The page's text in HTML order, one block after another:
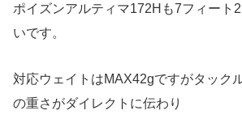
ポイズンアルティマ172Hも7フィート
いです。
対応ウェイトはMAX42gですがタック
の重さがダイレクトに伝わり